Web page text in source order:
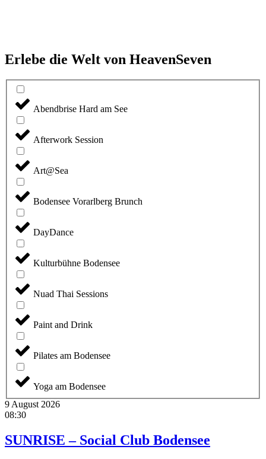
Erlebe die Welt von HeavenSeven
Abendbrise Hard am See
Afterwork Session
Art@Sea
Bodensee Vorarlberg Brunch
DayDance
Kulturbühne Bodensee
Nuad Thai Sessions
Paint and Drink
Pilates am Bodensee
Yoga am Bodensee
9 August 2026
08:30
SUNRISE – Social Club Bodensee